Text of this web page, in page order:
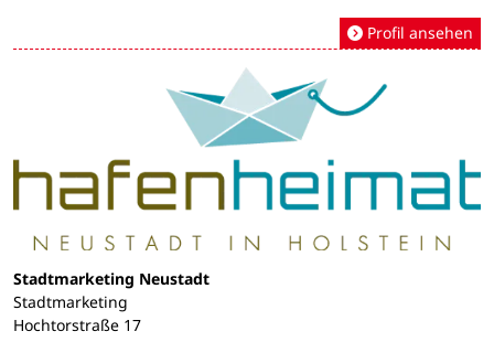
Profil ansehen
Stadtmarketing Neustadt
Stadtmarketing
Hochtorstraße 17